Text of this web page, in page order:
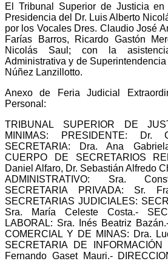
El Tribunal Superior de Justicia
Presidencia del Dr. Luis Alberto
por los Vocales Dres. Claudio José
Farías Barros, Ricardo Gastón
Nicolás Saul; con la
Administrativa y de
Núñez Lanzillotto.
Anexo de Feria Judicial
Personal:
TRIBUNAL SUPERIOR DE
MINIMAS: PRESIDENTE: Dr.
SECRETARIA: Dra. Ana
CUERPO DE SECRETARIOS
Daniel Alfaro, Dr. Sebastián Alfredo
ADMINISTRATIVO: Sra.
SECRETARIA PRIVADA: Sr.
SECRETARIAS JUDICIALES:
Sra. María Celeste Costa.-
LABORAL: Sra. Inés Beatriz
COMERCIAL Y DE MINAS: Dra.
SECRETARIA DE
Fernando Gaset Mauri.-